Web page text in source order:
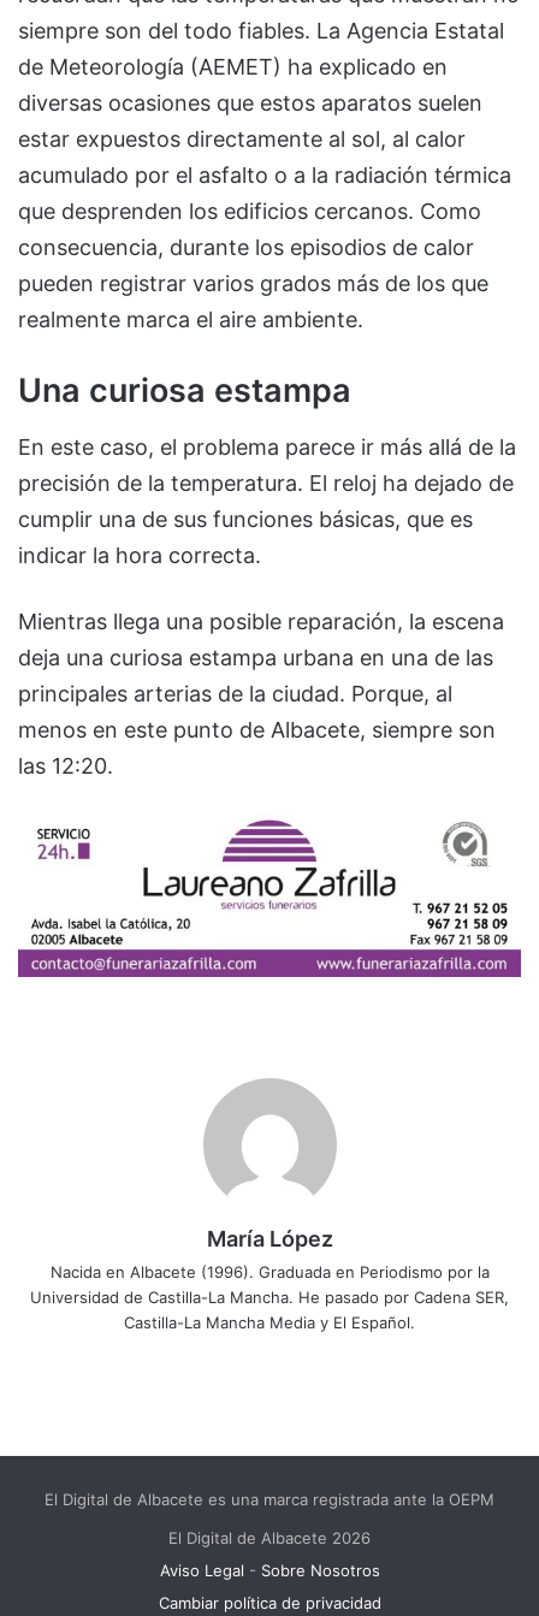
siempre son del todo fiables. La Agencia Estatal
de Meteorología (AEMET) ha explicado en
diversas ocasiones que estos aparatos suelen
estar expuestos directamente al sol, al calor
acumulado por el asfalto o a la radiación térmica
que desprenden los edificios cercanos. Como
consecuencia, durante los episodios de calor
pueden registrar varios grados más de los que
realmente marca el aire ambiente.
Una curiosa estampa
En este caso, el problema parece ir más allá de la
precisión de la temperatura. El reloj ha dejado de
cumplir una de sus funciones básicas, que es
indicar la hora correcta.
Mientras llega una posible reparación, la escena
deja una curiosa estampa urbana en una de las
principales arterias de la ciudad. Porque, al
menos en este punto de Albacete, siempre son
las 12:20.
María López
Nacida en Albacete (1996). Graduada en Periodismo por la
Universidad de Castilla-La Mancha. He pasado por Cadena SER,
Castilla-La Mancha Media y El Español.
El Digital de Albacete es una marca registrada ante la OEPM
El Digital de Albacete 2026
Aviso Legal - Sobre Nosotros
Cambiar política de privacidad